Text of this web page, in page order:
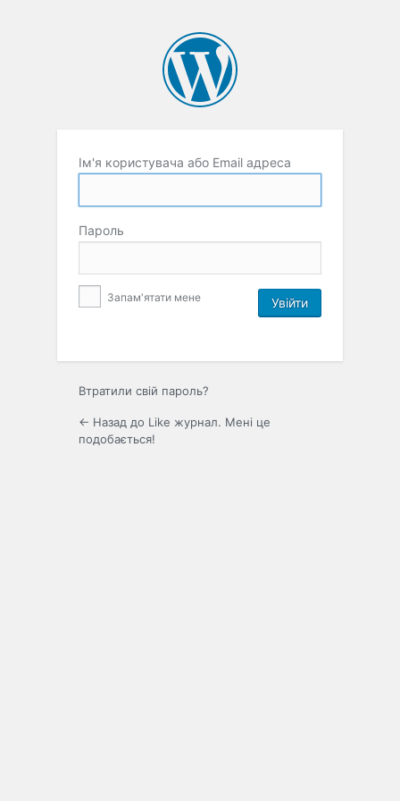
Ім'я користувача або Email адреса
Пароль
Запам'ятати мене
Втратили свій пароль?
← Назад до Like журнал. Мені це
подобається!